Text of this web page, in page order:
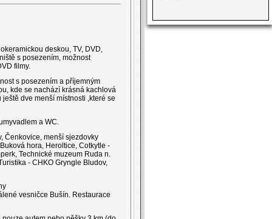
deskou, TV, DVD,
s posezením, možnost
filmy.
s posezením a příjemným
kde se nachází krásná kachlová
dve menší místnosti ,které se
a WC.
Čenkovice, menší sjezdovky
hora, Heroltice, Cotkytle -
Technické muzeum Ruda n.
- CHKO Gryngle Bludov,
vesničce Bušín. Restaurace